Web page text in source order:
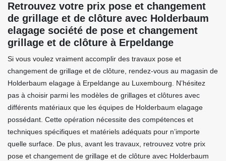
Retrouvez votre prix pose et changement
de grillage et de clôture avec Holderbaum
elagage société de pose et changement
grillage et de clôture à Erpeldange
Si vous voulez vraiment accomplir des travaux pose et
changement de grillage et de clôture, rendez-vous au magasin de
Holderbaum elagage à Erpeldange au Luxembourg. N’hésitez
pas à choisir parmi les modèles de grillages et clôtures avec
différents matériaux que les équipes de Holderbaum elagage
possédant. Cette opération nécessite des compétences et
techniques spécifiques et matériels adéquats pour n’importe
quelle surface. De plus, avant les travaux, retrouvez votre prix
pose et changement de grillage et de clôture avec Holderbaum